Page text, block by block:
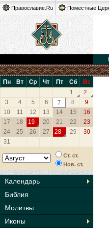
Православие.Ru Поместные
Пн Вт Ср Чт Пт Сб
Вс
1
2
3
4 5 6 7 8
9
10
11 12 13 14 15
16
17
18 19 20 21 22
23
24
25 26 27 28 29
30
31
Ст. ст.
Нов. ст.
Календарь
Библия
Молитвы
Иконы